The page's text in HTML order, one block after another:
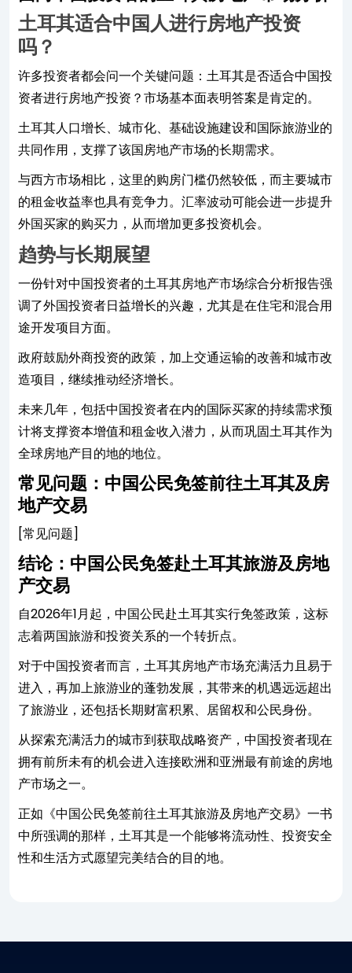
土耳其适合中国人进行房地产投资
吗？
许多投资者都会问一个关键问题：土耳其是否适合中国投
资者进行房地产投资？市场基本面表明答案是肯定的。
土耳其人口增长、城市化、基础设施建设和国际旅游业的
共同作用，支撑了该国房地产市场的长期需求。
与西方市场相比，这里的购房门槛仍然较低，而主要城市
的租金收益率也具有竞争力。汇率波动可能会进一步提升
外国买家的购买力，从而增加更多投资机会。
趋势与长期展望
一份针对中国投资者的土耳其房地产市场综合分析报告强
调了外国投资者日益增长的兴趣，尤其是在住宅和混合用
途开发项目方面。
政府鼓励外商投资的政策，加上交通运输的改善和城市改
造项目，继续推动经济增长。
未来几年，包括中国投资者在内的国际买家的持续需求预
计将支撑资本增值和租金收入潜力，从而巩固土耳其作为
全球房地产目的地的地位。
常见问题：中国公民免签前往土耳其及房
地产交易
[常见问题]
结论：中国公民免签赴土耳其旅游及房地
产交易
自2026年1月起，中国公民赴土耳其实行免签政策，这标
志着两国旅游和投资关系的一个转折点。
对于中国投资者而言，土耳其房地产市场充满活力且易于
进入，再加上旅游业的蓬勃发展，其带来的机遇远远超出
了旅游业，还包括长期财富积累、居留权和公民身份。
从探索充满活力的城市到获取战略资产，中国投资者现在
拥有前所未有的机会进入连接欧洲和亚洲最有前途的房地
产市场之一。
正如《中国公民免签前往土耳其旅游及房地产交易》一书
中所强调的那样，土耳其是一个能够将流动性、投资安全
性和生活方式愿望完美结合的目的地。